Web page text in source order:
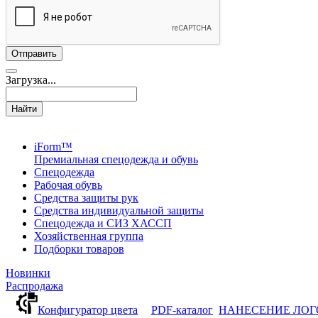
Загрузка...
Найти
iForm™
Премиальная спецодежда и обувь
Спецодежда
Рабочая обувь
Средства защиты рук
Средства индивидуальной защиты
Спецодежда и СИЗ ХАССП
Хозяйственная группа
Подборки товаров
Новинки
Распродажа
Конфигуратор цвета
PDF-каталог НАНЕСЕНИЕ